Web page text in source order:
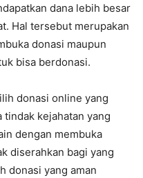
dana lebih besar
Hal tersebut merupakan
donasi maupun
bisa berdonasi.
donasi online yang
tindak kejahatan yang
dengan membuka
diserahkan bagi yang
donasi yang aman